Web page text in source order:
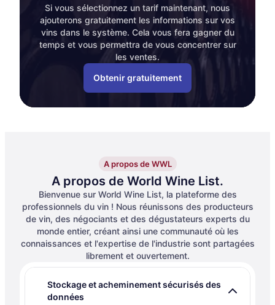
Si vous sélectionnez un tarif maintenant, nous
ajouterons gratuitement les informations sur vos
vins dans le système. Cela vous fera gagner du
temps et vous permettra de vous concentrer sur
les ventes.
Obtenir gratuitement
A propos de WWL
A propos de World Wine List.
Bienvenue sur World Wine List, la plateforme des
professionnels du vin ! Nous réunissons des producteurs
de vin, des négociants et des dégustateurs experts du
monde entier, créant ainsi une communauté où les
connaissances et l'expertise de l'industrie sont partagées
librement et ouvertement.
Stockage et acheminement sécurisés des
données